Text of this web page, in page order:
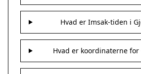
Hvad er Imsak-tiden i
Hvad er koordinaterne for